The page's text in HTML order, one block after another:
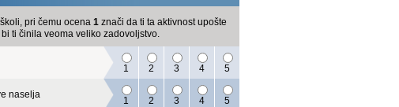
pri čemu ocena 1 znači da ti ta aktivnost upošte
ti činila veoma veliko zadovoljstvo.
1 2 3 4 5
naselja
1 2 3 4 5